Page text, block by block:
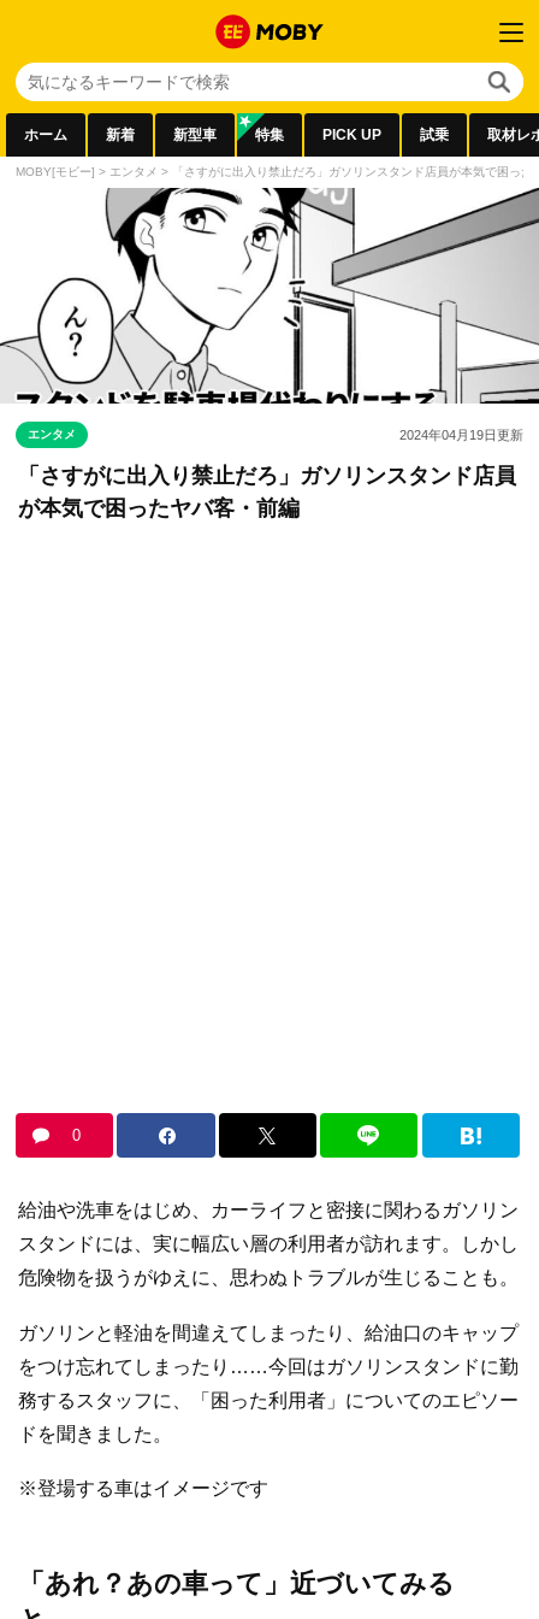
ホーム 新着 新型車 特集 PICK UP 試乗 取材レ
MOBY[モビー] > エンタメ > 「さすがに出入り禁止だろ」ガソリンスタンド店員が本気で困った
エンタメ 2024年04月19日更新
「さすがに出入り禁止だろ」ガソリンスタンド店員
が本気で困ったヤバ客・前編
0
給油や洗車をはじめ、カーライフと密接に関わるガソリン
スタンドには、実に幅広い層の利用者が訪れます。しかし
危険物を扱うがゆえに、思わぬトラブルが生じることも。
ガソリンと軽油を間違えてしまったり、給油口のキャップ
をつけ忘れてしまったり……今回はガソリンスタンドに勤
務するスタッフに、「困った利用者」についてのエピソー
ドを聞きました。
※登場する車はイメージです
「あれ？あの車って」近づいてみる